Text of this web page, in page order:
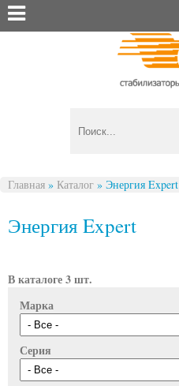

Главная » Каталог » Энергия Expert
Энергия Expert
В каталоге 3 шт.
Марка
Серия